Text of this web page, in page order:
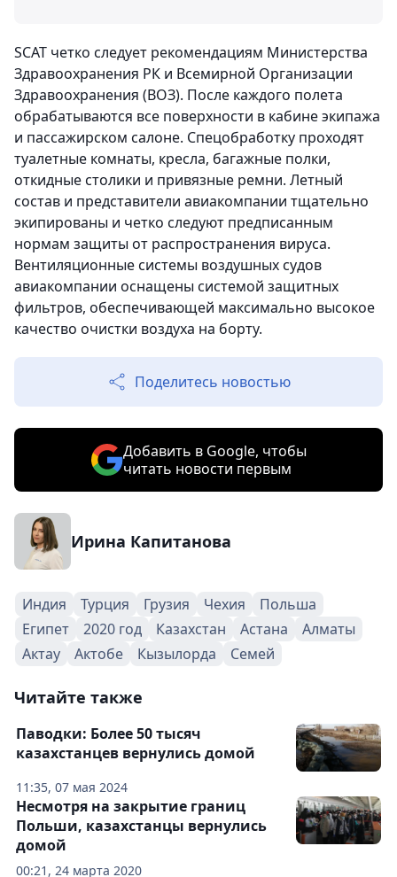
SCAT четко следует рекомендациям Министерства
Здравоохранения РК и Всемирной Организации
Здравоохранения (ВОЗ). После каждого полета
обрабатываются все поверхности в кабине экипажа
и пассажирском салоне. Спецобработку проходят
туалетные комнаты, кресла, багажные полки,
откидные столики и привязные ремни. Летный
состав и представители авиакомпании тщательно
экипированы и четко следуют предписанным
нормам защиты от распространения вируса.
Вентиляционные системы воздушных судов
авиакомпании оснащены системой защитных
фильтров, обеспечивающей максимально высокое
качество очистки воздуха на борту.
Поделитесь новостью
Добавить в Google, чтобы
читать новости первым
Ирина Капитанова
Индия Турция Грузия Чехия
Польша
Египет
2020 год Казахстан Астана
Алматы
Актау
Актобе Кызылорда Семей
Читайте также
11:35, 07 мая 2024
Паводки: Более 50 тысяч
казахстанцев вернулись домой
00:21, 24 марта 2020
Несмотря на закрытие границ
Польши, казахстанцы вернулись
домой